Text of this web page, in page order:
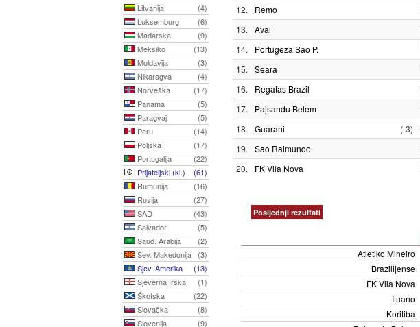
Litvanija
(4)
Luksemburg
(6)
Mađarska
(9)
Meksiko
(13)
Moldavija
(3)
Nikaragva
(4)
Norveška
(17)
Panama
(5)
Paragvaj
(5)
Peru
(14)
Poljska
(17)
Portugalija
(22)
Prijateljski (kl.)
(61)
Rumunija
(16)
Rusija
(27)
SAD
(43)
Salvador
(5)
Saud. Arabija
(2)
Sev. Makedonija
(3)
Sjev. Amerika
(13)
Sjeverna Irska
(1)
Škotska
(22)
Slovačka
(8)
Slovenija
(9)
12. Remo
13. Avai
14. Portugeza Sao P.
15. Seara
16. Regatas Brazil
17. Pajsandu Belem
18. Guarani (-3)
19. Sao Raimundo
20. FK Vila Nova
Posljednji rezultati
Atletiko Mineiro
Brazilijense
FK Vila Nova
Ituano
Koritiba